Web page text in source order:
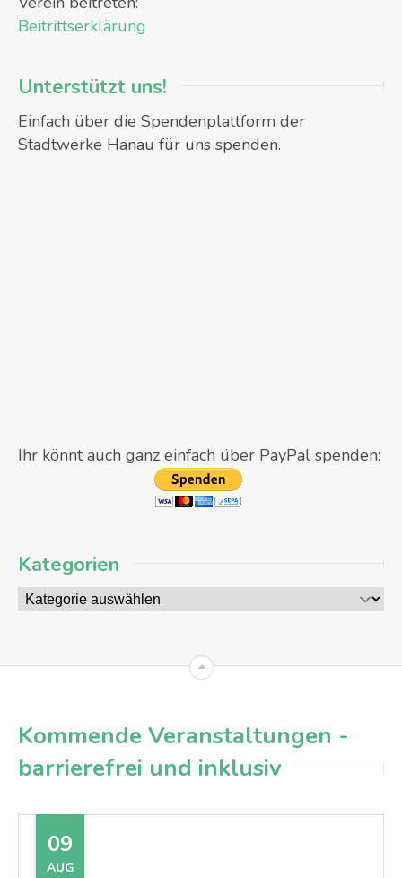
Beitrittserklärung
Unterstützt uns!
Einfach über die Spendenplattform der
Stadtwerke Hanau für uns spenden.
Ihr könnt auch ganz einfach über PayPal spenden:
Kategorien
Kategorien
Kommende Veranstaltungen -
barrierefrei und inklusiv
09
AUG